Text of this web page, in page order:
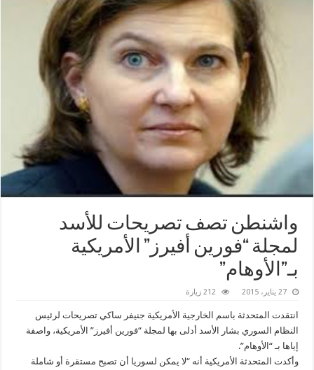
‏واشنطن‬ تصف تصريحات للأسد
لمجلة “فورين أفيرز” الأمريكية
بـ”الأوهام”
27 يناير، 2015 212 زيارة
انتقدت المتحدثة باسم الخارجية الأمريكية جنيفر ساكي تصريحات لرئيس
النظام السوري بشار الأسد أدلى بها لمجلة “فورين أفيرز” الأمريكية، واصفة
إياها بـ “الأوهام”.
وأكدت المتحدثة الأمريكية أنه “لا يمكن لسوريا أن تصبح مستقرة أو شاملة